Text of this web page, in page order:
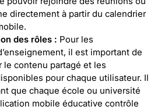
directement à partir du calendrier
des rôles : Pour les
il est important de
le contenu partagé et les
pour chaque utilisateur. Il
que chaque école ou université
mobile éducative contrôle